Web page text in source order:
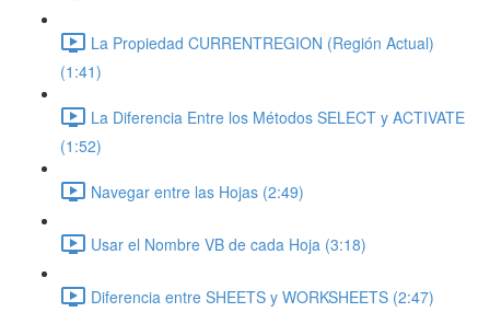
La Propiedad CURRENTREGION (Región Actual)
(1:41)
La Diferencia Entre los Métodos SELECT y ACTIVATE
(1:52)
Navegar entre las Hojas (2:49)
Usar el Nombre VB de cada Hoja (3:18)
Diferencia entre SHEETS y WORKSHEETS (2:47)